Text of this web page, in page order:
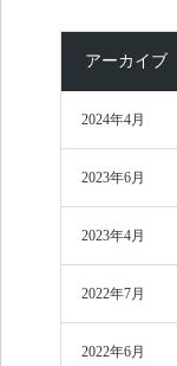
アーカイブ
2024年4月
2023年6月
2023年4月
2022年7月
2022年6月